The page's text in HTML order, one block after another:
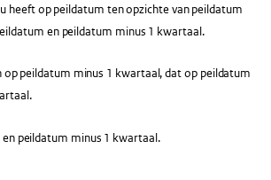
heeft op peildatum ten opzichte van peildatum
en peildatum minus 1 kwartaal.
peildatum minus 1 kwartaal, dat op peildatum
peildatum minus 1 kwartaal.